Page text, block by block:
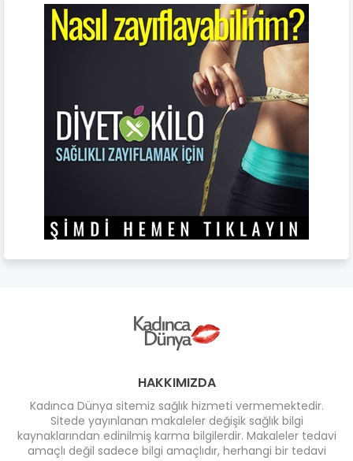
HAKKIMIZDA
Kadınca Dünya sitemiz sağlık hizmeti vermemektedir.
Sitede yayınlanan makaleler değişik sağlık bilgi
kaynaklarından edinilmiş karma bilgilerdir. Makaleler tedavi
amaçlı değil sadece bilgi amaçlıdır, herhangi bir tedavi